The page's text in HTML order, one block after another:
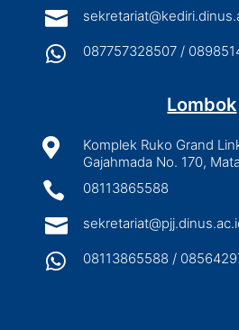

 087757328507 /
Lombok

Komplek Ruko Grand
Gajahmada No. 170,
 08113865588

 08113865588 /